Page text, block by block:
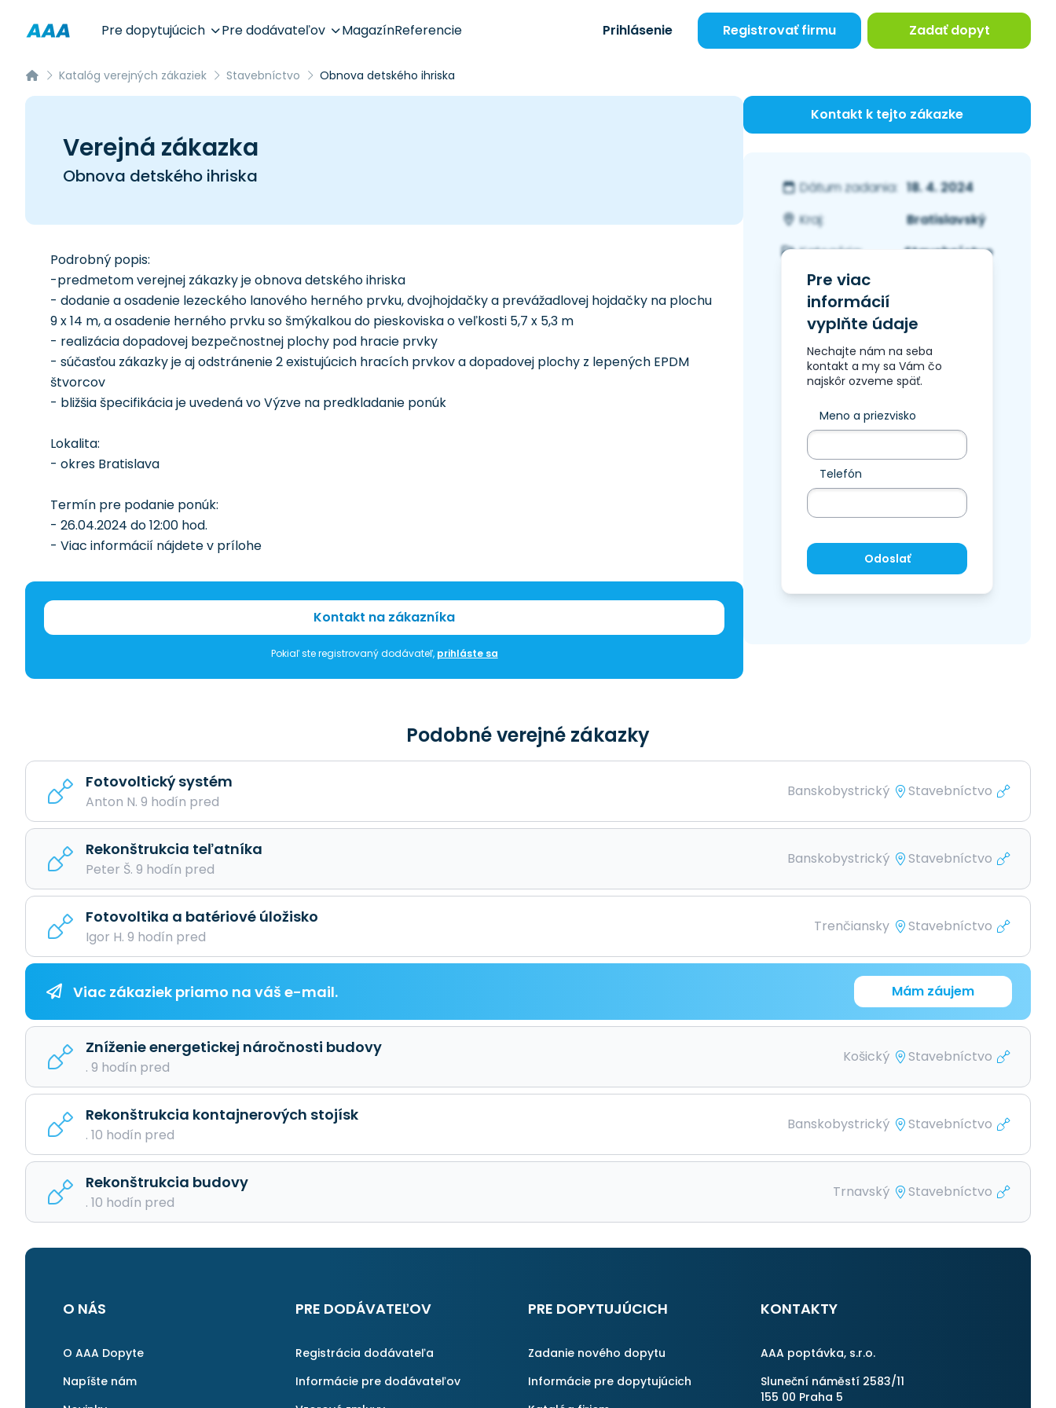
Pre dopytujúcich Pre dodávateľov MagazínReferencie Prihlásenie Registrovať firmu Zadať dopyt
Katalóg verejných zákaziek Stavebníctvo Obnova detského ihriska
Verejná zákazka
Obnova detského ihriska
Podrobný popis:
-predmetom verejnej zákazky je obnova detského ihriska
- dodanie a osadenie lezeckého lanového herného prvku, dvojhojdačky a prevážadlovej hojdačky na plochu
9 x 14 m, a osadenie herného prvku so šmýkalkou do pieskoviska o veľkosti 5,7 x 5,3 m
- realizácia dopadovej bezpečnostnej plochy pod hracie prvky
- súčasťou zákazky je aj odstránenie 2 existujúcich hracích prvkov a dopadovej plochy z lepených EPDM
štvorcov
- bližšia špecifikácia je uvedená vo Výzve na predkladanie ponúk
Lokalita:
- okres Bratislava
Termín pre podanie ponúk:
- 26.04.2024 do 12:00 hod.
- Viac informácií nájdete v prílohe
Kontakt na zákazníka
Pokiaľ ste registrovaný dodávateľ, prihláste sa
Kontakt k tejto zákazke
Dátum zadania: 18. 4. 2024
Kraj:
Bratislavský
Kategória:
Stavebníctvo
Pre viac
informácií
vyplňte údaje
Nechajte nám na seba
kontakt a my sa Vám čo
najskôr ozveme späť.
Meno a priezvisko
Telefón
Odoslať
Podobné verejné zákazky
Fotovoltický systém
Anton N. 9 hodín pred
Banskobystrický Stavebníctvo
Rekonštrukcia teľatníka
Peter Š. 9 hodín pred
Banskobystrický Stavebníctvo
Fotovoltika a batériové úložisko
Igor H. 9 hodín pred
Trenčiansky Stavebníctvo
Viac zákaziek priamo na váš e-mail. Mám záujem
Zníženie energetickej náročnosti budovy
. 9 hodín pred
Košický Stavebníctvo
Rekonštrukcia kontajnerových stojísk
. 10 hodín pred
Banskobystrický Stavebníctvo
Rekonštrukcia budovy
. 10 hodín pred
Trnavský Stavebníctvo
O NÁS
O AAA Dopyte
Napíšte nám
PRE DODÁVATEĽOV
Registrácia dodávateľa
Informácie pre dodávateľov
PRE DOPYTUJÚCICH
Zadanie nového dopytu
Informácie pre dopytujúcich
KONTAKTY
AAA poptávka, s.r.o.
Sluneční náměstí 2583/11
155 00 Praha 5